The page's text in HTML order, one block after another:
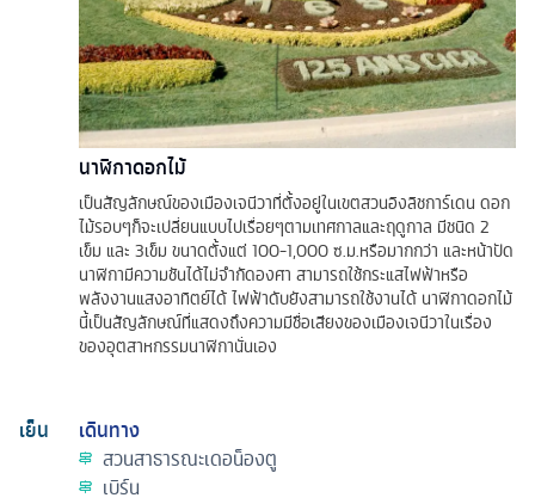
นาฬิกาดอกไม้
เป็นสัญลักษณ์ของเมืองเจนีวาที่ตั้งอยู่ในเขตสวนอิงลิชการ์เดน ดอก
ไม้รอบๆก็จะเปลี่ยนแบบไปเรื่อยๆตามเทศกาลและฤดูกาล มีชนิด 2
เข็ม และ 3เข็ม ขนาดตั้งแต่ 100-1,000 ซ.ม.หรือมากกว่า และหน้าปัด
นาฬิกามีความชันได้ไม่จำกัดองศา สามารถใช้กระแสไฟฟ้าหรือ
พลังงานแสงอาทิตย์ได้ ไฟฟ้าดับยังสามารถใช้งานได้ นาฬิกาดอกไม้
นี้เป็นสัญลักษณ์ที่แสดงถึงความมีชื่อเสียงของเมืองเจนีวาในเรื่อง
ของอุตสาหกรรมนาฬิกานั่นเอง
เย็น
เดินทาง
สวนสาธารณะเดอน็องตู
เบิร์น